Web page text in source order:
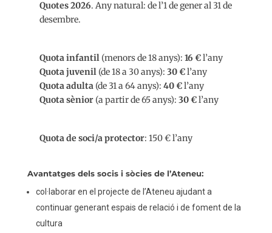
Quotes 2026. Any natural: de l’1 de gener al 31 de
desembre.
Quota infantil (menors de 18 anys): 16 €l’any
Quota juvenil(de 18 a 30 anys): 30 €l’any
Quota adulta(de 31 a 64 anys): 40 €l’any
Quota sènior(a partir de 65 anys): 30 €l’any
Quota de soci/a protector: 150 € l’any
Avantatges dels socis i sòcies de l’Ateneu:
col·laborar en el projecte de l’Ateneu ajudant a
continuar generant espais de relació i de foment de la
cultura